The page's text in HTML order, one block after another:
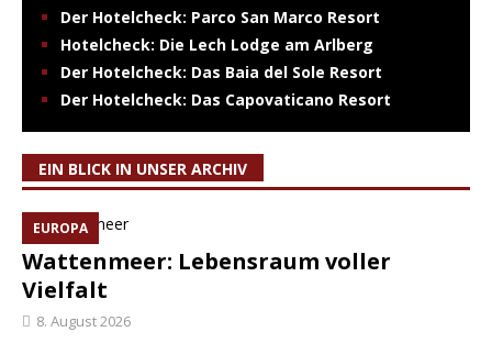
Der Hotelcheck: Parco San Marco Resort
Hotelcheck: Die Lech Lodge am Arlberg
Der Hotelcheck: Das Baia del Sole Resort
Der Hotelcheck: Das Capovaticano Resort
EIN BLICK IN UNSER ARCHIV
EUROPA
Wattenmeer: Lebensraum voller
Vielfalt
8. August 2026